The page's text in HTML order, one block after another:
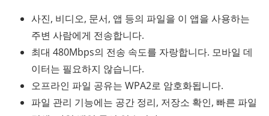
사진, 비디오, 문서, 앱 등의 파일을 이 앱을 사용하는
주변 사람에게 전송합니다.
최대 480Mbps의 전송 속도를 자랑합니다. 모바일 데
이터는 필요하지 않습니다.
오프라인 파일 공유는 WPA2로 암호화됩니다.
파일 관리 기능에는 공간 정리, 저장소 확인, 빠른 파일